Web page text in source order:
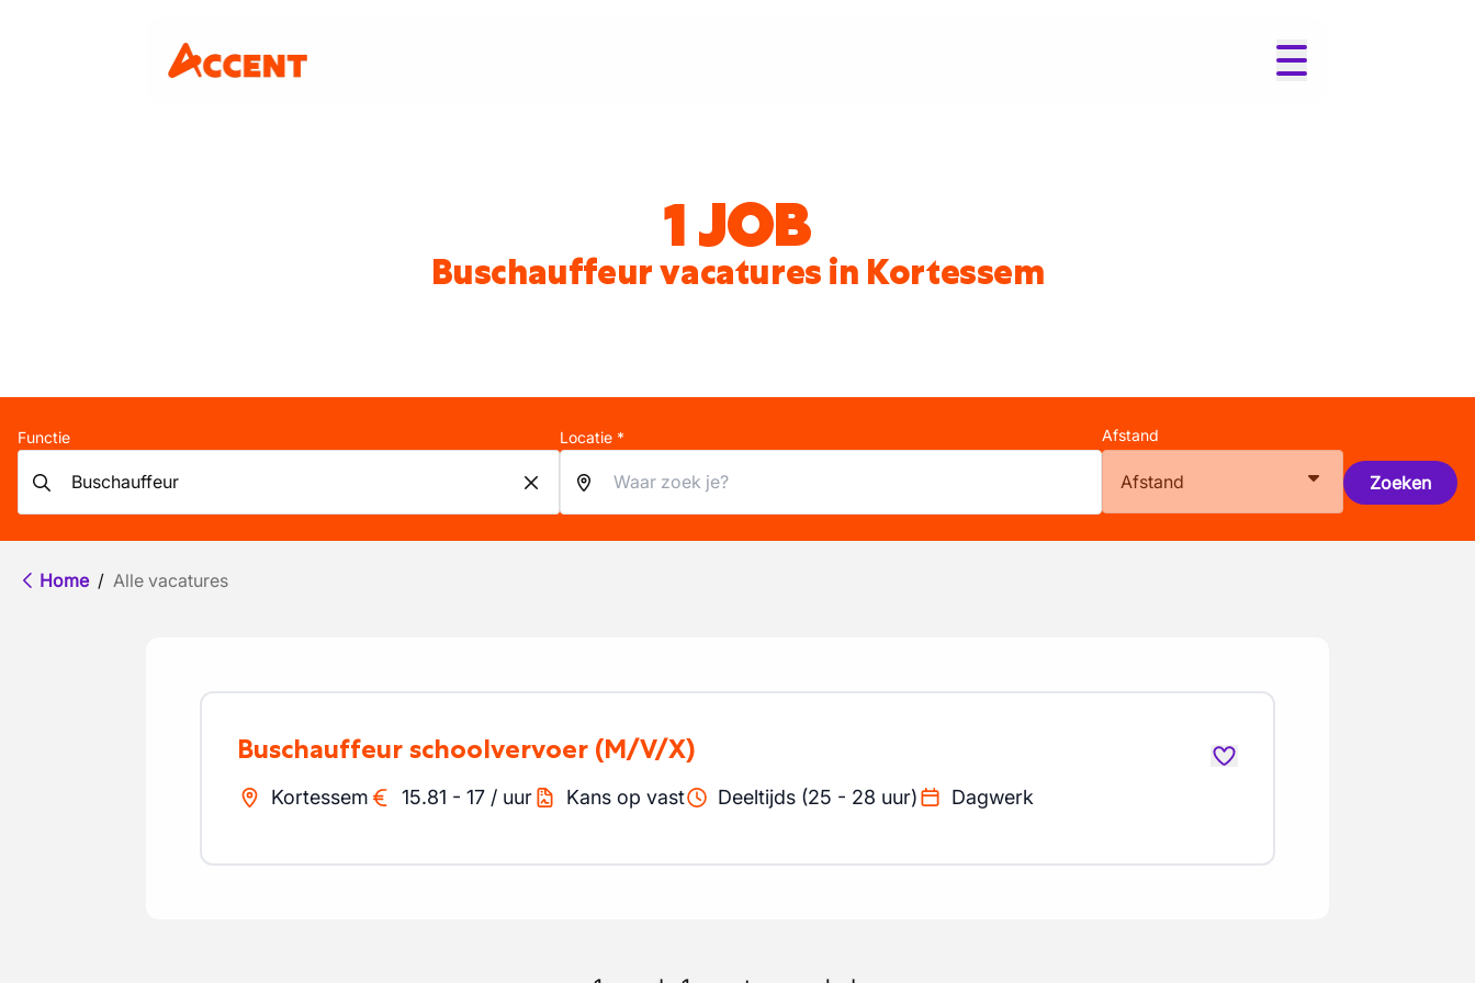
1 JOB
Buschauffeur vacatures in Kortessem
Functie Locatie * Afstand
Afstand Zoeken
Home / Alle vacatures
Buschauffeur schoolvervoer (M/V/X)
Kortessem 15.81 - 17 / uur Kans op vast Deeltijds (25 - 28 uur) Dagwerk